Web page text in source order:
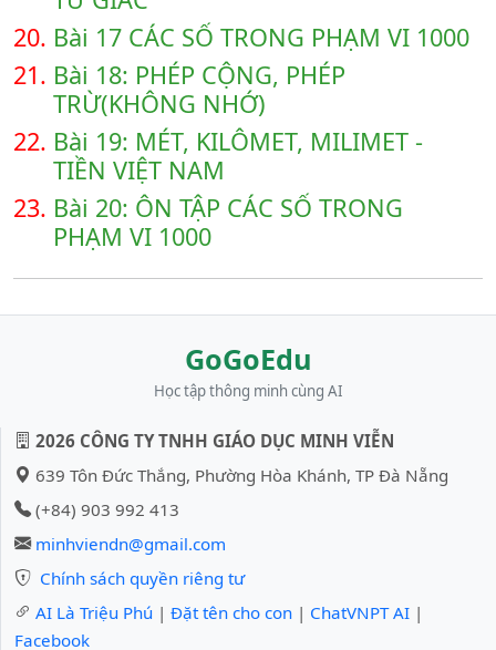
20. Bài 17 CÁC SỐ TRONG PHẠM VI 1000
21. Bài 18: PHÉP CỘNG, PHÉP
TRỪ(KHÔNG NHỚ)
22. Bài 19: MÉT, KILÔMET, MILIMET -
TIỀN VIỆT NAM
23. Bài 20: ÔN TẬP CÁC SỐ TRONG
PHẠM VI 1000
GoGoEdu
Học tập thông minh cùng AI
2026 CÔNG TY TNHH GIÁO DỤC MINH VIỄN
639 Tôn Đức Thắng, Phường Hòa Khánh, TP Đà Nẵng
(+84) 903 992 413
minhviendn@gmail.com
Chính sách quyền riêng tư
AI Là Triệu Phú | Đặt tên cho con | ChatVNPT AI |
Facebook